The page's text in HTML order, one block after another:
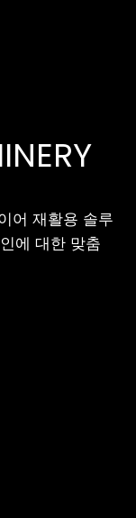
어 재활용 솔루
에 대한 맞춤